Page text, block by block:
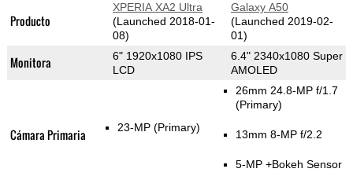
Producto
XPERIA XA2 Ultra
(Launched 2018-01-
08)
Galaxy A50
(Launched 2019-02-
01)
Monitora
6" 1920x1080 IPS
LCD
6.4" 2340x1080 Super
AMOLED
Cámara Primaria 23-MP (Primary)
26mm 24.8-MP f/1.7
(Primary)
13mm 8-MP f/2.2
5-MP +Bokeh Sensor